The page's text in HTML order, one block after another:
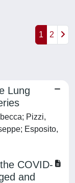
1 2
Lung
Pizzi,
Esposito,
COVID-
and